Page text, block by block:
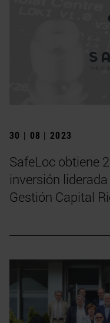
30 | 08 | 2023
SafeLoc obtiene
inversión
Gestión Capital